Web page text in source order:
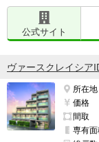
公式サイト
ヴァースクレイシア
所在地
価格
間取
専有